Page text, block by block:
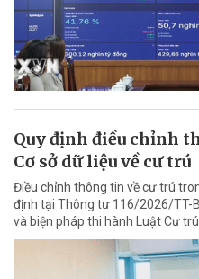
Quy định điều chỉnh
Cơ sở dữ liệu về cư trú
Điều chỉnh thông tin về cư trú
định tại Thông tư 116/2026/TT-
và biện pháp thi hành Luật Cư trú.